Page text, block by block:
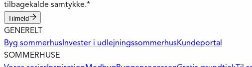
tilbagekalde samtykke.*
Tilmeld
GENERELT
Byg sommerhus Invester i udlejningssommerhusKundeportal
SOMMERHUSE